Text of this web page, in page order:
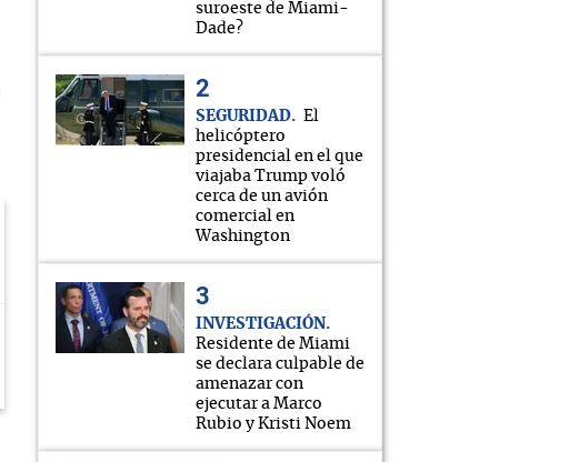
suroeste de Miami-
Dade?
SEGURIDAD
El
helicóptero
presidencial en el que
viajaba Trump voló
cerca de un avión
comercial en
Washington
INVESTIGACIÓN
Residente de Miami
se declara culpable de
amenazar con
ejecutar a Marco
Rubio y Kristi Noem